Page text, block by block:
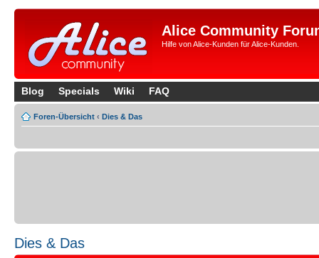
Alice Community
Hilfe von Alice-Kunden für Alice-Kunden.
Blog Specials Wiki FAQ
Foren-Übersicht ‹ Dies & Das
Dies & Das